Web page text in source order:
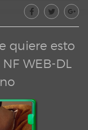
quiere esto
WEB-DL